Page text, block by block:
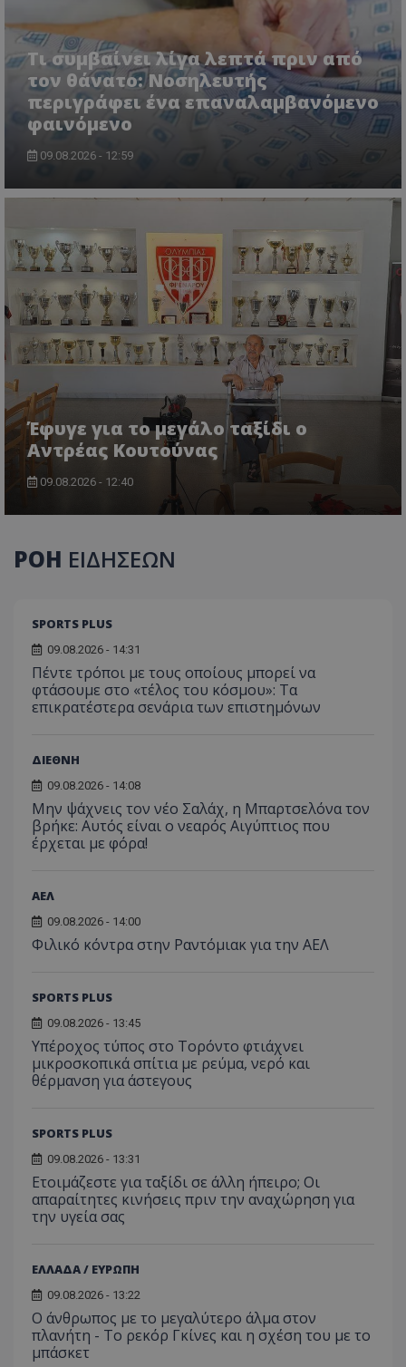
Τι συμβαίνει λίγα λεπτά πριν από
τον θάνατο: Νοσηλευτής
περιγράφει ένα επαναλαμβανόμενο
φαινόμενο
09.08.2026 - 12:59
Έφυγε για το μεγάλο ταξίδι ο
Αντρέας Κουτούνας
09.08.2026 - 12:40
ΡΟΗ ΕΙΔΗΣΕΩΝ
SPORTS PLUS
09.08.2026 - 14:31
Πέντε τρόποι με τους οποίους μπορεί να
φτάσουμε στο «τέλος του κόσμου»: Τα
επικρατέστερα σενάρια των επιστημόνων
ΔΙΕΘΝΗ
09.08.2026 - 14:08
Μην ψάχνεις τον νέο Σαλάχ, η Μπαρτσελόνα τον
βρήκε: Αυτός είναι ο νεαρός Αιγύπτιος που
έρχεται με φόρα!
ΑΕΛ
09.08.2026 - 14:00
Φιλικό κόντρα στην Ραντόμιακ για την ΑΕΛ
SPORTS PLUS
09.08.2026 - 13:45
Υπέροχος τύπος στο Τορόντο φτιάχνει
μικροσκοπικά σπίτια με ρεύμα, νερό και
θέρμανση για άστεγους
SPORTS PLUS
09.08.2026 - 13:31
Ετοιμάζεστε για ταξίδι σε άλλη ήπειρο; Οι
απαραίτητες κινήσεις πριν την αναχώρηση για
την υγεία σας
ΕΛΛΑΔΑ / ΕΥΡΩΠΗ
09.08.2026 - 13:22
Ο άνθρωπος με το μεγαλύτερο άλμα στον
πλανήτη - Το ρεκόρ Γκίνες και η σχέση του με το
μπάσκετ